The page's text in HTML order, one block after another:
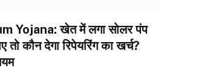
Yojana: खेत में लगा सोलर पंप
तो कौन देगा रिपेयरिंग का खर्च?